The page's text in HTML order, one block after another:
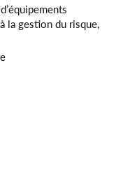
la gestion du risque,